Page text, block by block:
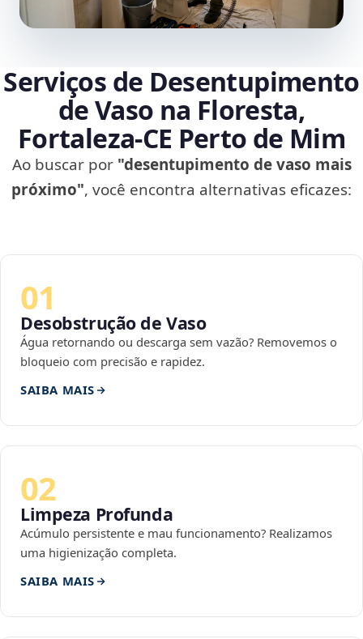
Serviços de Desentupimento
de Vaso na Floresta,
Fortaleza‑CE Perto de Mim
Ao buscar por "desentupimento de vaso mais
próximo", você encontra alternativas eficazes:
01
Desobstrução de Vaso
Água retornando ou descarga sem vazão? Removemos o
bloqueio com precisão e rapidez.
SAIBA MAIS
02
Limpeza Profunda
Acúmulo persistente e mau funcionamento? Realizamos
uma higienização completa.
SAIBA MAIS